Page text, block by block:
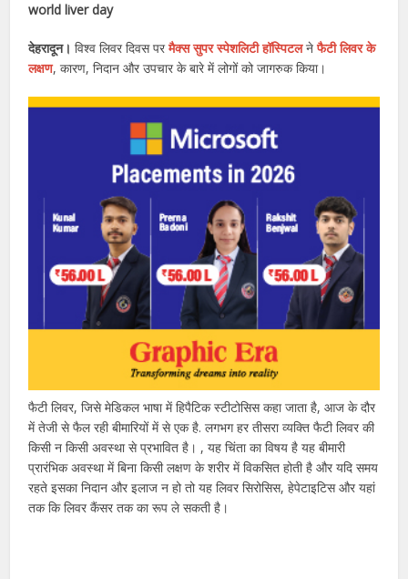
world liver day
देहरादून। विश्व लिवर दिवस परमैक्स सुपर स्पेशलिटी हॉस्पिटलनेफैटी लिवर के
लक्षण, कारण, निदान और उपचार के बारे में लोगों को जागरुक किया।
फैटी लिवर, जिसे मेडिकल भाषा में हिपैटिक स्टीटोसिस कहा जाता है, आज के दौर
में तेजी से फैल रही बीमारियों में से एक है. लगभग हर तीसरा व्यक्ति फैटी लिवर की
किसी न किसी अवस्था से प्रभावित है। , यह चिंता का विषय है यह बीमारी
प्रारंभिक अवस्था में बिना किसी लक्षण के शरीर में विकसित होती है और यदि समय
रहते इसका निदान और इलाज न हो तो यह लिवर सिरोसिस, हेपेटाइटिस और यहां
तक कि लिवर कैंसर तक का रूप ले सकती है।